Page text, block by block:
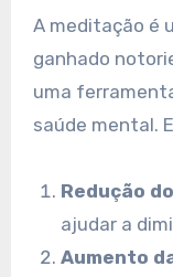
A meditação é
ganhado
uma
saúde mental.
Redução
ajudar a
Aumento